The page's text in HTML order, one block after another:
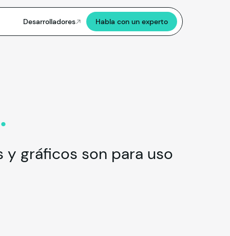
Desarrolladores Habla con un experto
.
y gráficos son para uso